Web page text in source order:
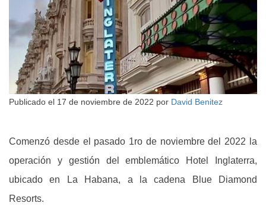
Publicado el 17 de noviembre de 2022 por David Benitez
Comenzó desde el pasado 1ro de noviembre del 2022 la
operación y gestión del emblemático Hotel Inglaterra,
ubicado en La Habana, a la cadena Blue Diamond
Resorts.